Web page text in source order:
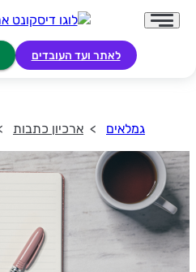
לאתר ועד העובדים
גמלאים ארכיון כתבות